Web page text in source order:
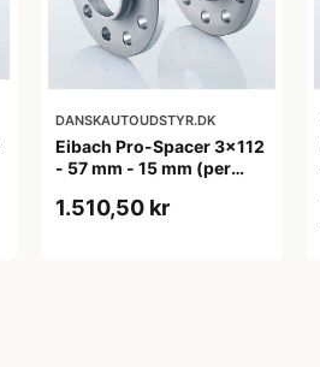
DANSKAUTOUDSTYR.DK
Eibach Pro-Spacer 3x112
- 57 mm - 15 mm (per
1.510,50 kr